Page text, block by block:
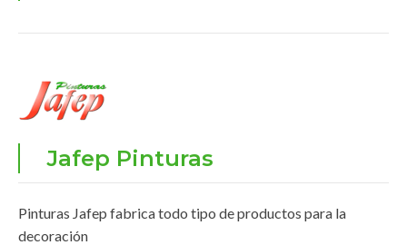
Jafep Pinturas
Pinturas Jafep fabrica todo tipo de productos para la
decoración